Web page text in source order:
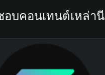
บคอนเทนต์เหล่านี้